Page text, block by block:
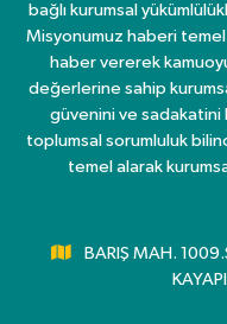
bağlı kurumsal
Misyonumuz haberi temel
haber vererek
değerlerine sahip
güvenini ve sadakatini
toplumsal sorumluluk
temel alarak
BARIŞ MAH.